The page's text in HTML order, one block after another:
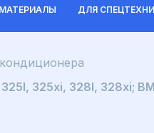
ДЛЯ
325xi, 328I, 328xi;